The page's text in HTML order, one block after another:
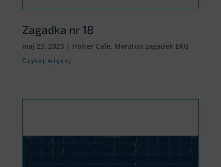
Zagadka nr 18
maj 23, 2023 | Holter Cafe, Maraton zagadek EKG
Czytaj więcej